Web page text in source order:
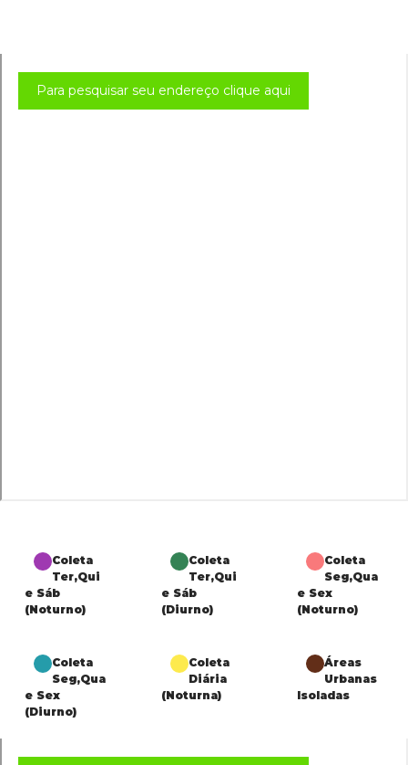
Para pesquisar seu endereço clique aqui
Coleta
Ter,Qui
e Sáb
(Noturno)
Coleta
Ter,Qui
e Sáb
(Diurno)
Coleta
Seg,Qua
e Sex
(Noturno)
Coleta
Seg,Qua
e Sex
(Diurno)
Coleta
Diária
(Noturna)
Áreas
Urbanas
Isoladas